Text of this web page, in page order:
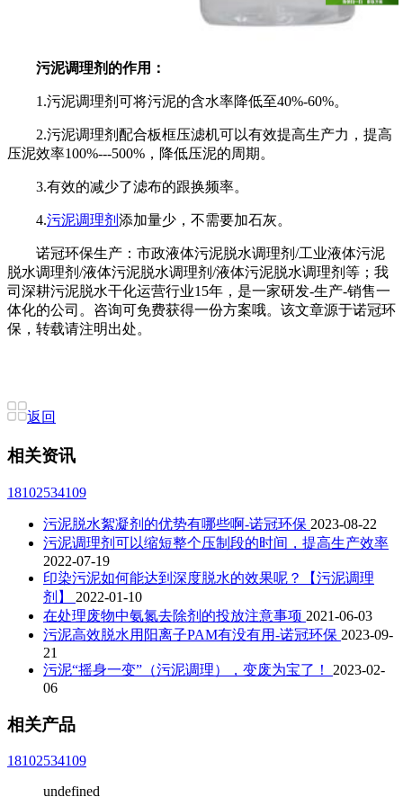
污泥调理剂的作用：
1.污泥调理剂 可将污泥的含水率降低至40%-60%。
2.污泥调理剂 配合板框压滤机可以有效提高生产力，提高
压泥效率100%---500%，降低压泥的周期。
3.有效的减少了滤布的跟换频率。
4.污泥调理剂 添加量少，不需要加石灰。
诺冠环保生产：市政液体污泥脱水调理剂/工业液体污泥
脱水调理剂/液体污泥脱水调理剂/液体污泥脱水调理剂等；我
司深耕污泥脱水干化运营行业15年，是一家研发-生产-销售一
体化的公司。咨询可免费获得一份方案哦。该文章源于诺冠环
保，转载请注明出处。
返回
相关资讯
18102534109
污泥脱水絮凝剂的优势有哪些啊-诺冠环保 2023-08-22
污泥调理剂可以缩短整个压制段的时间，提高生产效率
2022-07-19
印染污泥如何能达到深度脱水的效果呢？【污泥调理
剂】 2022-01-10
在处理废物中氨氮去除剂的投放注意事项 2021-06-03
污泥高效脱水用阳离子PAM有没有用-诺冠环保 2023-09-
21
污泥“摇身一变”（污泥调理），变废为宝了！ 2023-02-
06
相关产品
18102534109
undefined